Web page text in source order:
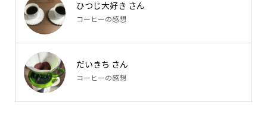
ひつじ大好き さん
コーヒーの感想
だいきち さん
コーヒーの感想